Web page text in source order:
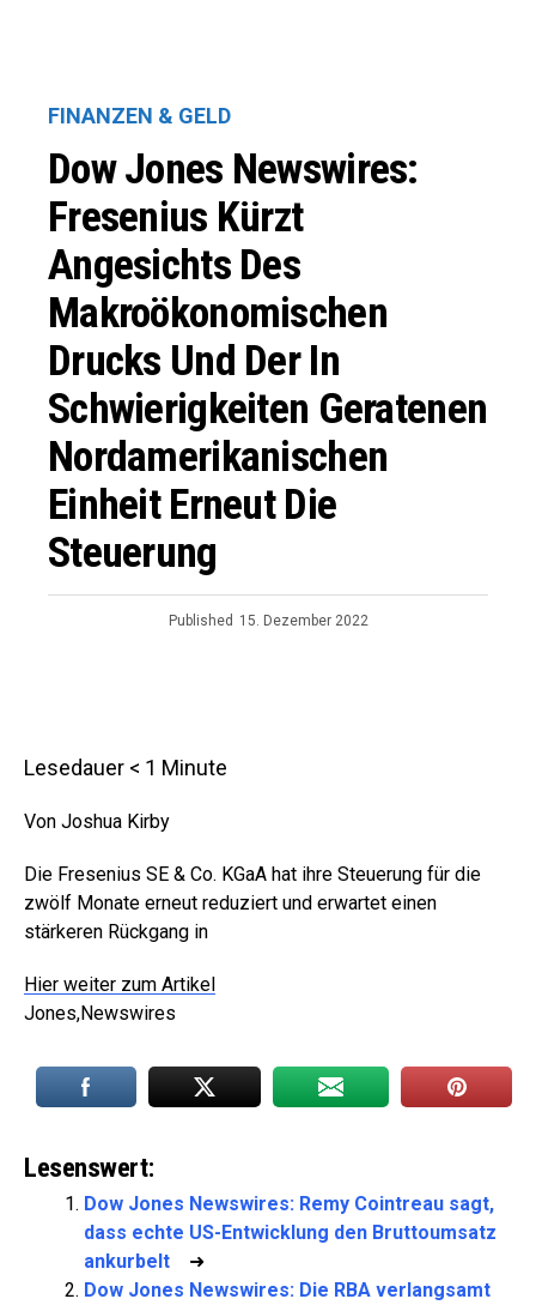
FINANZEN & GELD
Dow Jones Newswires:
Fresenius Kürzt
Angesichts Des
Makroökonomischen
Drucks Und Der In
Schwierigkeiten Geratenen
Nordamerikanischen
Einheit Erneut Die
Steuerung
Published 15. Dezember 2022
Lesedauer < 1 Minute
Von Joshua Kirby
Die Fresenius SE & Co. KGaA hat ihre Steuerung für die
zwölf Monate erneut reduziert und erwartet einen
stärkeren Rückgang in
Hier weiter zum Artikel
Jones,Newswires
Lesenswert:
Dow Jones Newswires: Remy Cointreau sagt,
dass echte US-Entwicklung den Bruttoumsatz
ankurbelt ➜
Dow Jones Newswires: Die RBA verlangsamt